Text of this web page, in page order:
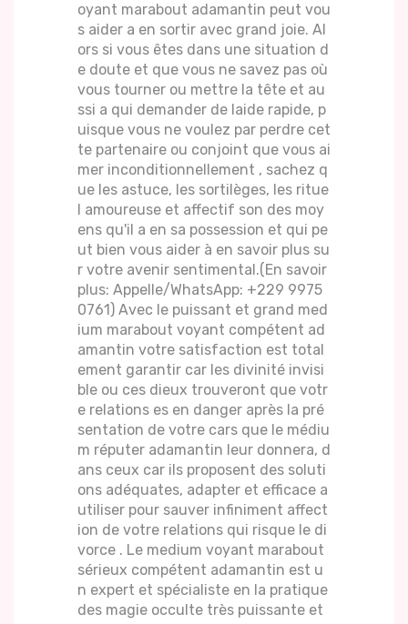
oyant marabout adamantin peut vou
s aider a en sortir avec grand joie. Al
ors si vous êtes dans une situation d
e doute et que vous ne savez pas où
vous tourner ou mettre la tête et au
ssi a qui demander de laide rapide, p
uisque vous ne voulez par perdre cet
te partenaire ou conjoint que vous ai
mer inconditionnellement , sachez q
ue les astuce, les sortilèges, les ritue
l amoureuse et affectif son des moy
ens qu'il a en sa possession et qui pe
ut bien vous aider à en savoir plus su
r votre avenir sentimental.(En savoir
plus: Appelle/WhatsApp: +229 9975
0761) Avec le puissant et grand med
ium marabout voyant compétent ad
amantin votre satisfaction est total
ement garantir car les divinité invisi
ble ou ces dieux trouveront que votr
e relations es en danger après la pré
sentation de votre cars que le médiu
m réputer adamantin leur donnera, d
ans ceux car ils proposent des soluti
ons adéquates, adapter et efficace a
utiliser pour sauver infiniment affect
ion de votre relations qui risque le di
vorce . Le medium voyant marabout
sérieux compétent adamantin est u
n expert et spécialiste en la pratique
des magie occulte très puissante et